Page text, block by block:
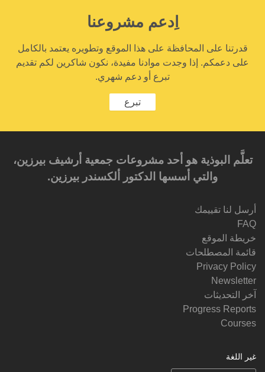
اِدعم مشروعنا
قدرتنا على المحافظة على هذا الموقع وتطويره يعتمد بالكامل
على دعمكم. إذا وجدت موادنا مفيدة، نكون شاكرين لكم تقديم
تبرع أو دعم شهري.
تبرع
تعلَّم البوذية هو أحد مشروعات جمعية أرشيف بيرزين،
والتي أسسها الدكتور ألكسندر بيرزين.‎‎
أرسل لنا تقييمك
FAQ
خريطة الموقع
قائمة المصطلحات
Privacy Policy
Newsletter
آخر التحديثات
Progress Reports
Courses
غير اللغة